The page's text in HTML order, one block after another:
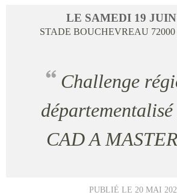
LE SAMEDI 19 JUIN
STADE BOUCHEVREAU 72000
Challenge régional
CAD A
PUBLIÉ LE 20 MAI